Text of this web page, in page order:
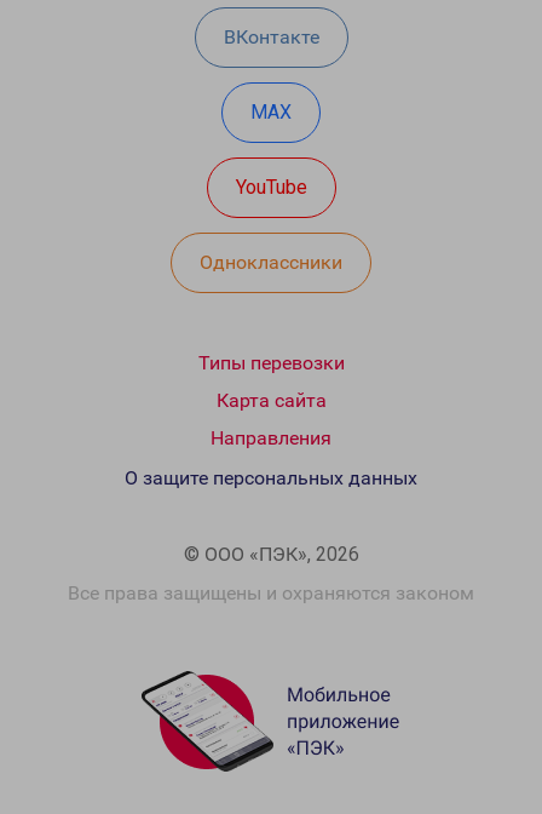
ВКонтакте
MAX
YouTube
Одноклассники
Типы перевозки
Карта сайта
Направления
© ООО «ПЭК», 2026
Все права защищены и охраняются законом
О защите персональных данных